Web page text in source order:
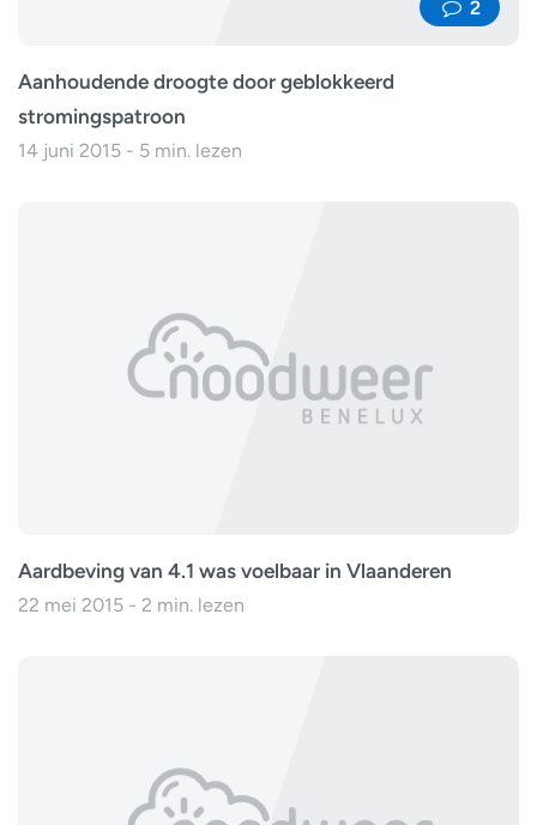
2
Aanhoudende droogte door geblokkeerd
stromingspatroon
14 juni 2015 - 5 min. lezen
Aardbeving van 4.1 was voelbaar in Vlaanderen
22 mei 2015 - 2 min. lezen